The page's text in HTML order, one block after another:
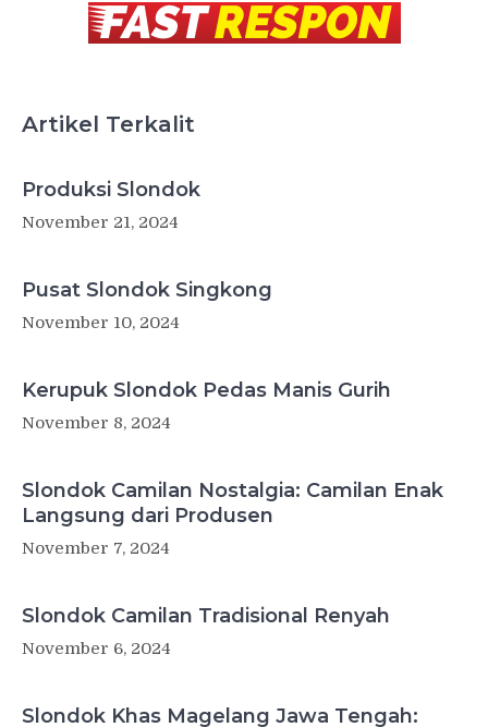
Artikel Terkalit
Produksi Slondok
November 21, 2024
Pusat Slondok Singkong
November 10, 2024
Kerupuk Slondok Pedas Manis Gurih
November 8, 2024
Slondok Camilan Nostalgia: Camilan Enak
Langsung dari Produsen
November 7, 2024
Slondok Camilan Tradisional Renyah
November 6, 2024
Slondok Khas Magelang Jawa Tengah: